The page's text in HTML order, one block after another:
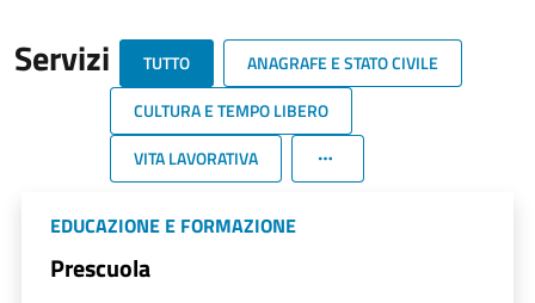
Servizi TUTTO
ANAGRAFE E STATO CIVILE
CULTURA E TEMPO LIBERO
VITA LAVORATIVA
EDUCAZIONE E FORMAZIONE
Prescuola